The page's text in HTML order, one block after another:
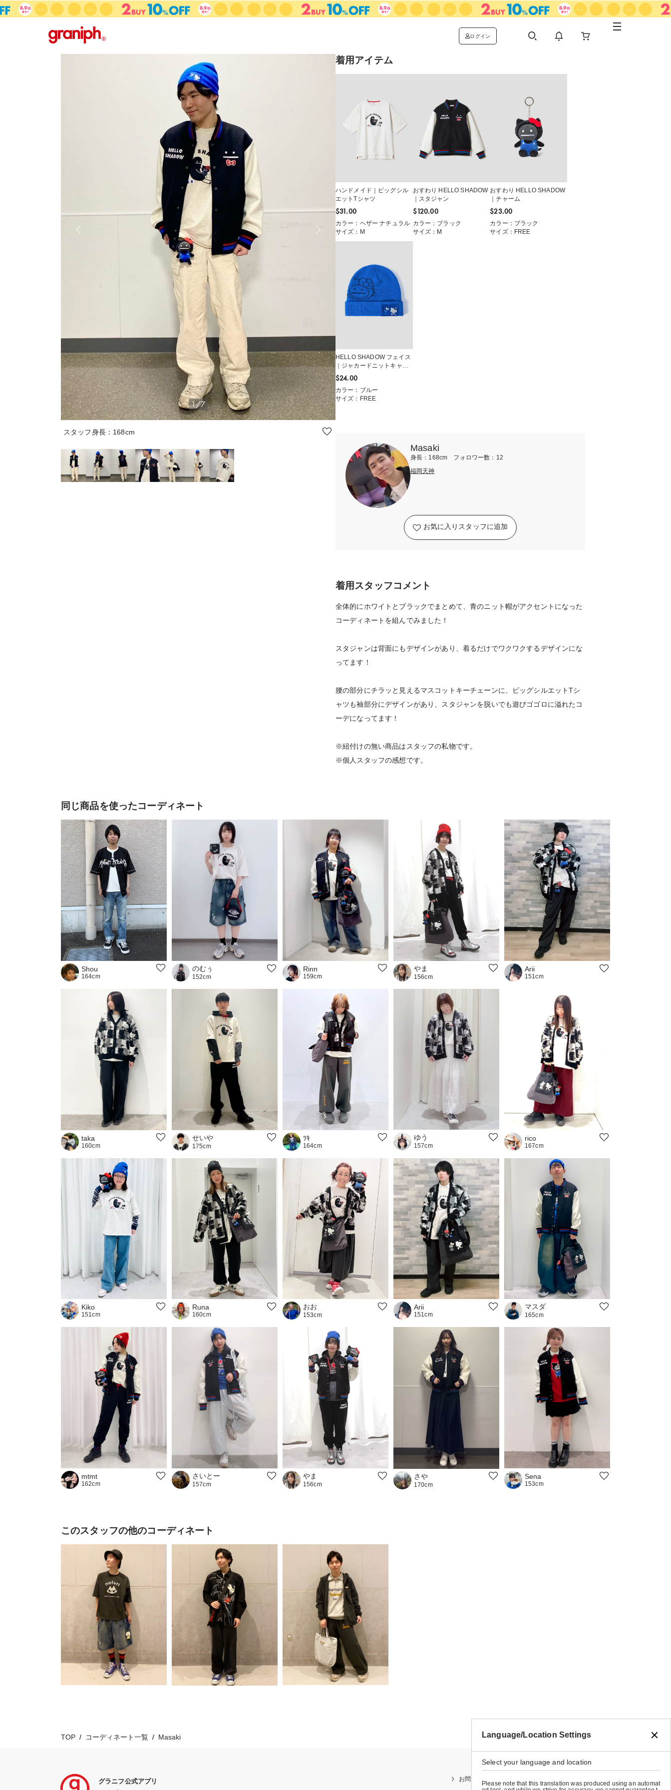
ログイン
1/7
スタッフ身長：168cm
着用アイテム
ハンドメイド｜ビッグシル
エットTシャツ
$‌31.00
カラー：ヘザー ナチュラル
サイズ：M
おすわり HELLO SHADOW
｜スタジャン
$‌120.00
カラー：ブラック
サイズ：M
おすわり HELLO SHADOW
｜チャーム
$‌23.00
カラー：ブラック
サイズ：FREE
HELLO SHADOW フェイス
｜ジャカードニットキャッ
プ
$‌24.00
カラー：ブルー
サイズ：FREE
Masaki
身長：168cm フォロワー数：12
福岡天神
お気に入りスタッフに追加
着用スタッフコメント
全体的にホワイトとブラックでまとめて、青のニット帽がアクセントになった
コーディネートを組んでみました！
スタジャンは背面にもデザインがあり、着るだけでワクワクするデザインにな
ってます！
腰の部分にチラッと見えるマスコットキーチェーンに、ビッグシルエットTシ
ャツも袖部分にデザインがあり、スタジャンを脱いでも遊びゴゴロに溢れたコ
ーデになってます！
※紐付けの無い商品はスタッフの私物です。
※個人スタッフの感想です。
同じ商品を使ったコーディネート
Shou
164cm
のむぅ
152cm
Rinn
159cm
やま
156cm
Arii
151cm
taka
160cm
せいや
175cm
ﾂｷ
164cm
ゆう
157cm
rico
167cm
Kiko
151cm
Runa
160cm
おお
153cm
Arii
151cm
マスダ
165cm
mtmt
162cm
さいとー
157cm
やま
156cm
さや
170cm
Sena
153cm
このスタッフの他のコーディネート
TOP コーディネート一覧 Masaki
グラニフ公式アプリ お問い合わせ
Language/Location Settings
Select your language and location
Please note that this translation was produced using an automat